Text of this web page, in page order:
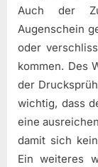
Auch der
Augenschein
oder
kommen. Des
der
wichtig, dass
eine
damit sich
Ein weiteres